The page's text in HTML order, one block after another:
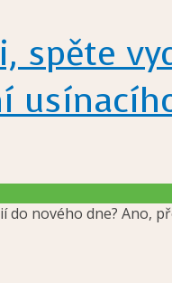
spěte
nového dne? Ano,